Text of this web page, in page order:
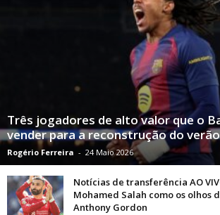
Três jogadores de alto valor que o
vender para a reconstrução do verão
Rogério Ferreira - 24 Maio 2026
Notícias de transferência AO
Mohamed Salah como os olhos
Anthony Gordon